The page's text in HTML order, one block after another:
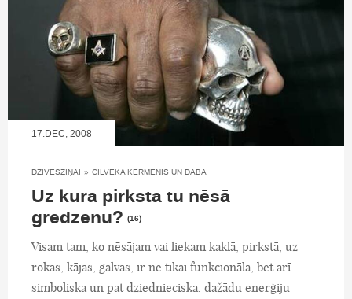
17.DEC, 2008
DZĪVESZIŅAI » CILVĒKA ĶERMENIS UN DABA
Uz kura pirksta tu nēsā
gredzenu? (16)
Visam tam, ko nēsājam vai liekam kaklā, pirkstā, uz
rokas, kājas, galvas, ir ne tikai funkcionāla, bet arī
simboliska un pat dziednieciska, dažādu enerģiju